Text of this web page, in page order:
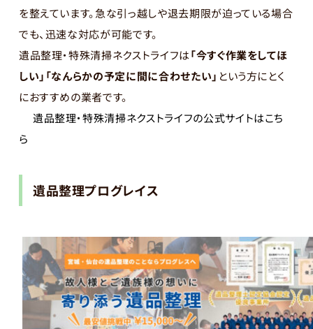
を整えています。急な引っ越しや退去期限が迫っている場合
でも、迅速な対応が可能です。
遺品整理・特殊清掃ネクストライフは「今すぐ作業をしてほ
しい」「なんらかの予定に間に合わせたい」 という方にとく
におすすめの業者です。
遺品整理・特殊清掃ネクストライフの公式サイトはこち
ら
遺品整理プログレイス